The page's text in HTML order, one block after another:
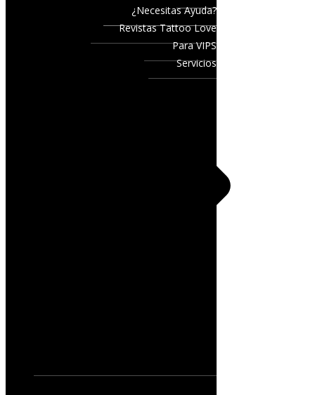
¿Necesitas Ayuda?
Revistas Tattoo Love
Para VIPS
Servicios